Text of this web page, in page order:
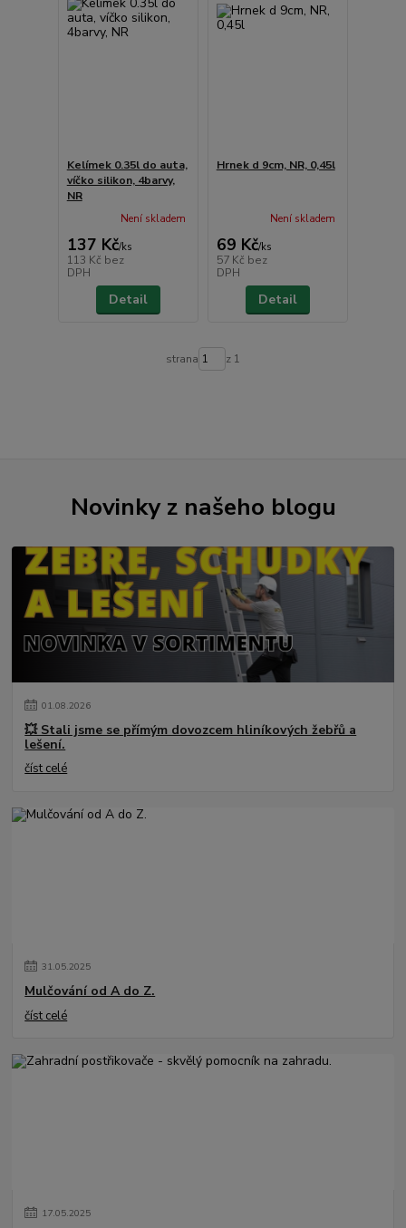
Kelímek 0.35l do auta,
víčko silikon, 4barvy,
NR
137 Kč/ks
113 Kč bez
DPH
Není skladem
Detail
Hrnek d 9cm, NR, 0,45l
69 Kč/ks
57 Kč bez
DPH
Není skladem
Detail
strana z 1
Novinky z našeho blogu
01.08.2026
💥 Stali jsme se přímým dovozcem hliníkových žebřů a
lešení.
číst celé
31.05.2025
Mulčování od A do Z.
číst celé
17.05.2025